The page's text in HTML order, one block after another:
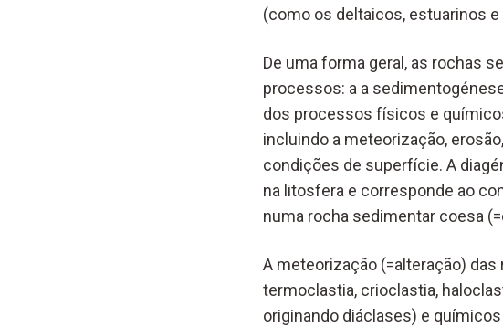
(como os deltaicos, estuarinos
De uma forma geral, as rochas
processos: a a
dos processos físicos e
incluindo a meteorização,
condições de superfície. A
na litosfera e corresponde ao
numa rocha sedimentar coesa
A meteorização (=alteração)
termoclastia, crioclastia,
originando diáclases) e